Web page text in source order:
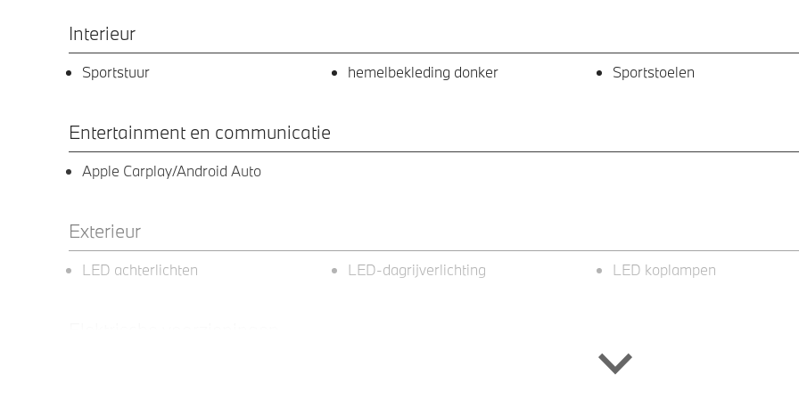
Interieur
Sportstuur hemelbekleding donker Sportstoelen
Entertainment en communicatie
Apple Carplay/Android Auto
Exterieur
LED achterlichten LED-dagrijverlichting LED koplampen
Achteruitrijcamera